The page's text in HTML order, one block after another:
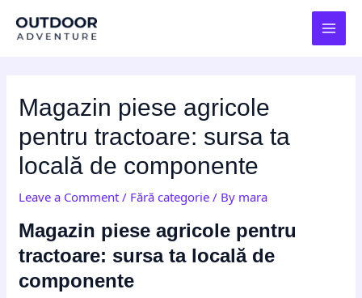
Magazin piese agricole
pentru tractoare: sursa ta
locală de componente
Leave a Comment / Fără categorie / By mara
Magazin piese agricole pentru
tractoare: sursa ta locală de
componente
navigation